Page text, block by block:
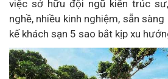
việc sở hữu đội ngũ kiến trúc
nghề, nhiều kinh nghiệm, sẵn
kế khách sạn 5 sao bắt kịp xu